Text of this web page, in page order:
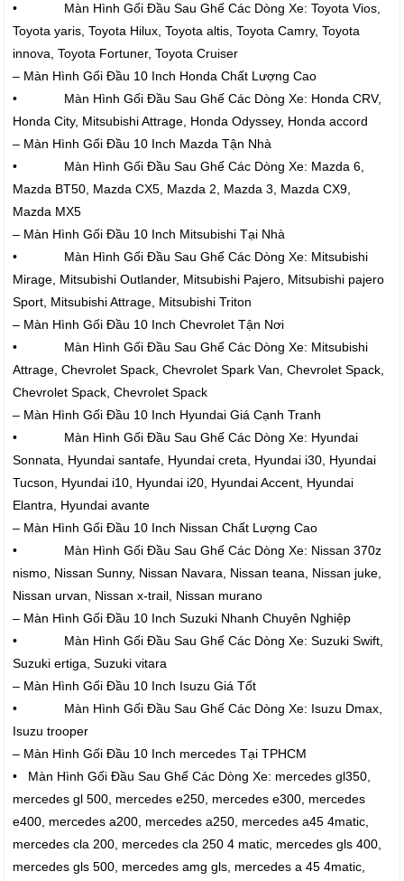
• Màn Hình Gối Đầu Sau Ghế Các Dòng Xe: Toyota Vios,
Toyota yaris, Toyota Hilux, Toyota altis, Toyota Camry, Toyota
innova, Toyota Fortuner, Toyota Cruiser
– Màn Hình Gối Đầu 10 Inch Honda Chất Lượng Cao
• Màn Hình Gối Đầu Sau Ghế Các Dòng Xe: Honda CRV,
Honda City, Mitsubishi Attrage, Honda Odyssey, Honda accord
– Màn Hình Gối Đầu 10 Inch Mazda Tận Nhà
• Màn Hình Gối Đầu Sau Ghế Các Dòng Xe: Mazda 6,
Mazda BT50, Mazda CX5, Mazda 2, Mazda 3, Mazda CX9,
Mazda MX5
– Màn Hình Gối Đầu 10 Inch Mitsubishi Tại Nhà
• Màn Hình Gối Đầu Sau Ghế Các Dòng Xe: Mitsubishi
Mirage, Mitsubishi Outlander, Mitsubishi Pajero, Mitsubishi pajero
Sport, Mitsubishi Attrage, Mitsubishi Triton
– Màn Hình Gối Đầu 10 Inch Chevrolet Tận Nơi
• Màn Hình Gối Đầu Sau Ghế Các Dòng Xe: Mitsubishi
Attrage, Chevrolet Spack, Chevrolet Spark Van, Chevrolet Spack,
Chevrolet Spack, Chevrolet Spack
– Màn Hình Gối Đầu 10 Inch Hyundai Giá Cạnh Tranh
• Màn Hình Gối Đầu Sau Ghế Các Dòng Xe: Hyundai
Sonnata, Hyundai santafe, Hyundai creta, Hyundai i30, Hyundai
Tucson, Hyundai i10, Hyundai i20, Hyundai Accent, Hyundai
Elantra, Hyundai avante
– Màn Hình Gối Đầu 10 Inch Nissan Chất Lượng Cao
• Màn Hình Gối Đầu Sau Ghế Các Dòng Xe: Nissan 370z
nismo, Nissan Sunny, Nissan Navara, Nissan teana, Nissan juke,
Nissan urvan, Nissan x-trail, Nissan murano
– Màn Hình Gối Đầu 10 Inch Suzuki Nhanh Chuyên Nghiệp
• Màn Hình Gối Đầu Sau Ghế Các Dòng Xe: Suzuki Swift,
Suzuki ertiga, Suzuki vitara
– Màn Hình Gối Đầu 10 Inch Isuzu Giá Tốt
• Màn Hình Gối Đầu Sau Ghế Các Dòng Xe: Isuzu Dmax,
Isuzu trooper
– Màn Hình Gối Đầu 10 Inch mercedes Tại TPHCM
• Màn Hình Gối Đầu Sau Ghế Các Dòng Xe: mercedes gl350,
mercedes gl 500, mercedes e250, mercedes e300, mercedes
e400, mercedes a200, mercedes a250, mercedes a45 4matic,
mercedes cla 200, mercedes cla 250 4 matic, mercedes gls 400,
mercedes gls 500, mercedes amg gls, mercedes a 45 4matic,